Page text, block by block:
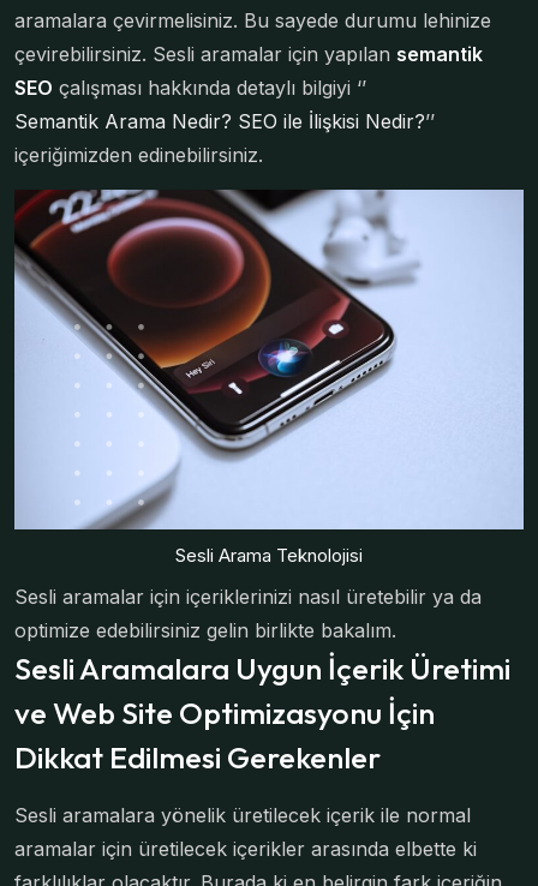
aramalara çevirmelisiniz. Bu sayede durumu lehinize
çevirebilirsiniz. Sesli aramalar için yapılan semantik
SEO çalışması hakkında detaylı bilgiyi ‘’
Semantik Arama Nedir? SEO ile İlişkisi Nedir?’’
içeriğimizden edinebilirsiniz.
Sesli Arama Teknolojisi
Sesli aramalar için içeriklerinizi nasıl üretebilir ya da
optimize edebilirsiniz gelin birlikte bakalım.
Sesli Aramalara Uygun İçerik Üretimi
ve Web Site Optimizasyonu İçin
Dikkat Edilmesi Gerekenler
Sesli aramalara yönelik üretilecek içerik ile normal
aramalar için üretilecek içerikler arasında elbette ki